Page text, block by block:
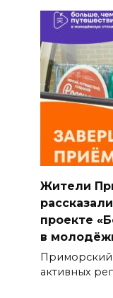
Жители
проекте
в
Приморский
активных